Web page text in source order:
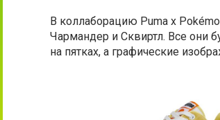
В коллаборацию Puma x
Чармандер и Сквиртл. Все они
на пятках, а графические